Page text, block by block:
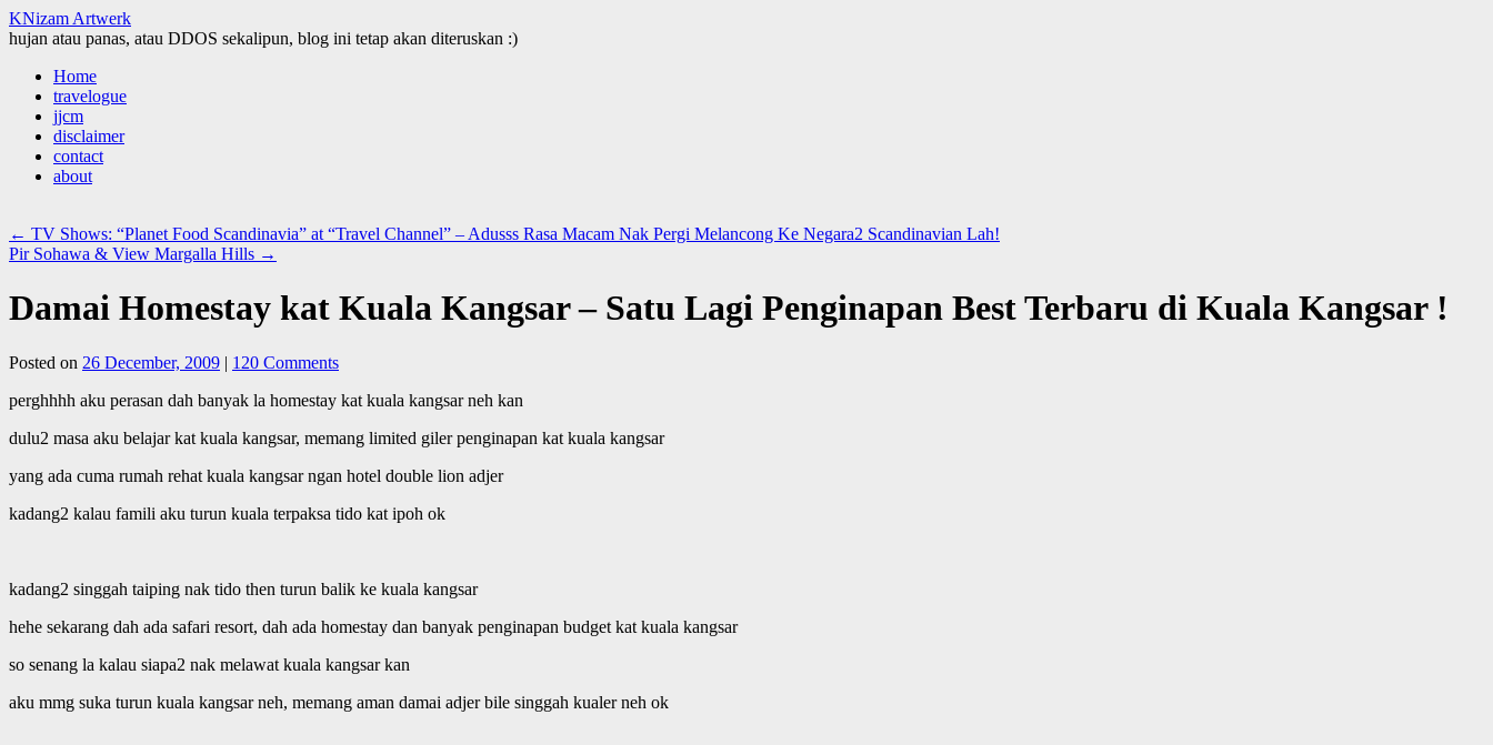
KNizam Artwerk
hujan atau panas, atau DDOS sekalipun, blog ini tetap akan diteruskan :)
Skip
content
Home
travelogue
jjcm
disclaimer
contact
about
← TV Shows: “Planet Food Scandinavia” at “Travel Channel” – Adusss Rasa Macam Nak Pergi Melancong Ke Negara2 Scandinavian Lah!
Pir Sohawa & View Margalla Hills →
Damai Homestay kat Kuala Kangsar – Satu Lagi Penginapan Best Terbaru di Kuala Kangsar !
Posted on 26 December, 2009 | 120 Comments
perghhhh aku perasan dah banyak la homestay kat kuala kangsar neh kan
dulu2 masa aku belajar kat kuala kangsar, memang limited giler penginapan kat kuala kangsar
yang ada cuma rumah rehat kuala kangsar ngan hotel double lion adjer
kadang2 kalau famili aku turun kuala terpaksa tido kat ipoh ok
kadang2 singgah taiping nak tido then turun balik ke kuala kangsar
hehe sekarang dah ada safari resort, dah ada homestay dan banyak penginapan budget kat kuala kangsar
so senang la kalau siapa2 nak melawat kuala kangsar kan
aku mmg suka turun kuala kangsar neh, memang aman damai adjer bile singgah kualer neh ok